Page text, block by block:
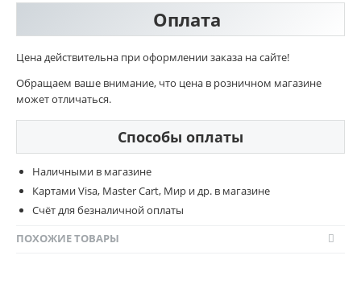
Оплата
Цена действительна при оформлении заказа на сайте!
Обращаем ваше внимание, что цена в розничном магазине
может отличаться.
Способы оплаты
Наличными в магазине
Картами Visa, Master Cart, Мир и др. в магазине
Счёт для безналичной оплаты
ПОХОЖИЕ ТОВАРЫ